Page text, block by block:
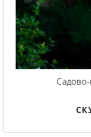
Садово-